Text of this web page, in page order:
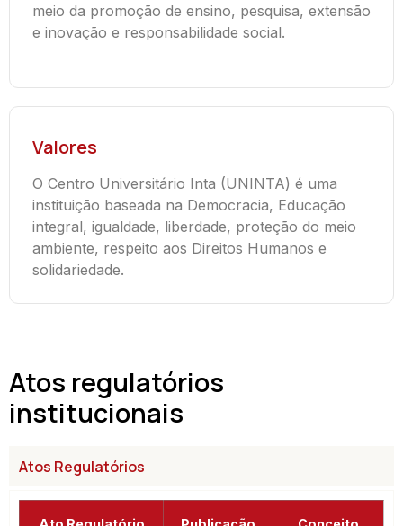
meio da promoção de ensino, pesquisa, extensão
e inovação e responsabilidade social.
Valores
O Centro Universitário Inta (UNINTA) é uma
instituição baseada na Democracia, Educação
integral, igualdade, liberdade, proteção do meio
ambiente, respeito aos Direitos Humanos e
solidariedade.
Atos regulatórios
institucionais
Atos Regulatórios